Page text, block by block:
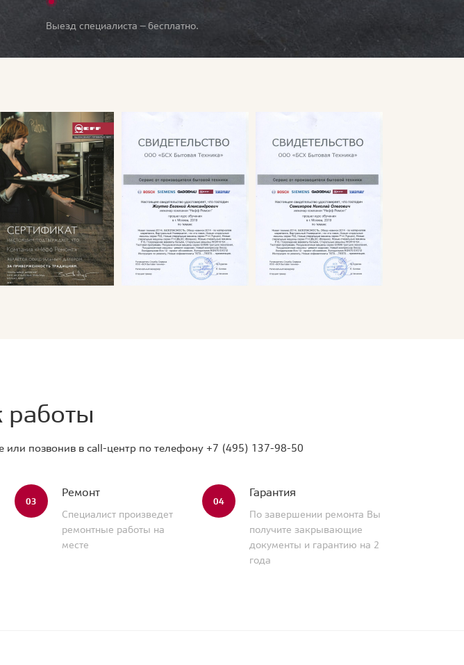
Выезд специалиста — бесплатно.
работы
или позвонив в call-центр по телефону +7 (495) 137-98-50
03
Ремонт
Специалист произведет
ремонтные работы на
месте
04
Гарантия
По завершении ремонта Вы
получите закрывающие
документы и гарантию на 2
года